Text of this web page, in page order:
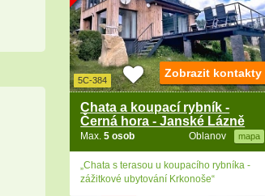
5C-384
Chata a koupací rybník -
Černá hora - Janské Lázně
Oblanov mapa
Max.5 osob
Zobrazit kontakty
„Chata s terasou u koupacího rybníka -
zážitkové ubytování Krkonoše“